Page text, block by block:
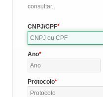
consultar.
CNPJ/CPF
Ano
Protocolo